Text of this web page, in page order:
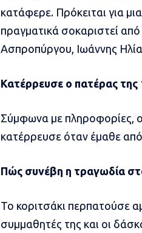
κατάφερε. Πρόκειται για
πραγματικά σοκαριστεί
Ασπροπύργου, Ιωάννης
Κατέρρευσε ο πατέρας της
Σύμφωνα με πληροφορίες,
κατέρρευσε όταν έμαθε
Πώς συνέβη η τραγωδία
Το κοριτσάκι περπατούσε
συμμαθητές της και οι